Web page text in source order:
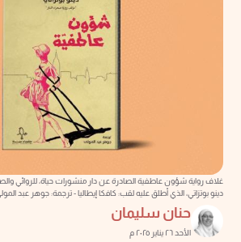
غلاف رواية شؤون عاطفية الصادرة عن دار منشورات حياة، للروائي
دينو بوتزاتي، الذي أطلق عليه لقب: كافكا إيطاليا - ترجمة: جوهر عبد
حنان سليمان
الأحد ٢٦ يناير ٢٠٢٥ م